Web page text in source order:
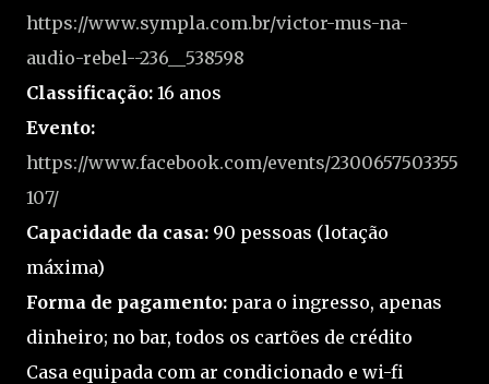
https://www.sympla.com.br/victor-mus-na-
audio-rebel--236__538598
Classificação: 16 anos
Evento:
https://www.facebook.com/events/2300657503355
107/
Capacidade da casa: 90 pessoas (lotação
máxima)
Forma de pagamento: para o ingresso, apenas
dinheiro; no bar, todos os cartões de crédito
Casa equipada com ar condicionado e wi-fi